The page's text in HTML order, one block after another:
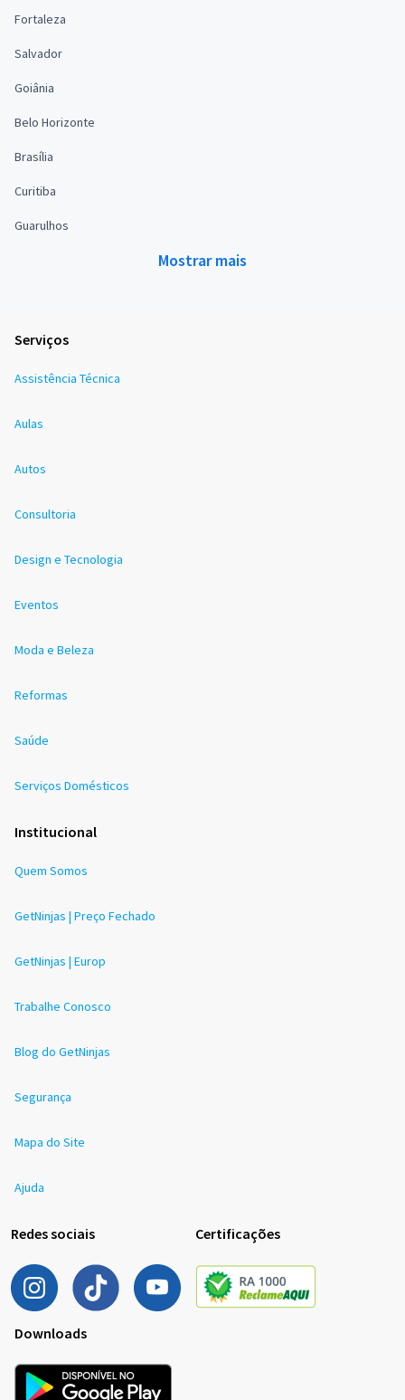
Fortaleza
Salvador
Goiânia
Belo Horizonte
Brasília
Curitiba
Guarulhos
Mostrar mais
Serviços
Assistência Técnica
Aulas
Autos
Consultoria
Design e Tecnologia
Eventos
Moda e Beleza
Reformas
Saúde
Serviços Domésticos
Institucional
Quem Somos
GetNinjas | Preço Fechado
GetNinjas | Europ
Trabalhe Conosco
Blog do GetNinjas
Segurança
Mapa do Site
Ajuda
Redes sociais Certificações
Downloads